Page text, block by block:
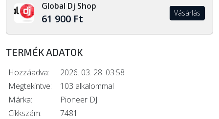
Global Dj Shop
61 900 Ft Vásárlás
TERMÉK ADATOK
Hozzáadva:
2026. 03. 28. 03:58
Megtekintve:
103 alkalommal
Márka:
Pioneer DJ
Cikkszám:
7481